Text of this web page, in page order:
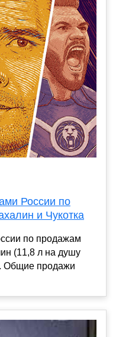
России по
и Чукотка
по продажам
(11,8 л на душу
Общие продажи